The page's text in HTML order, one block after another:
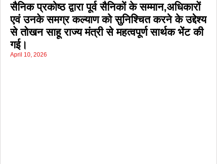
सैनिक प्रकोष्ठ द्वारा पूर्व सैनिकों के सम्मान,अधिकारों
एवं उनके समग्र कल्याण को सुनिश्चित करने के उद्देश्य
से तोखन साहू राज्य मंत्री से महत्वपूर्ण सार्थक भेंट की
गई।
April 10, 2026